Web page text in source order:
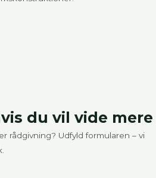
du vil vide mere
rådgivning? Udfyld formularen – vi